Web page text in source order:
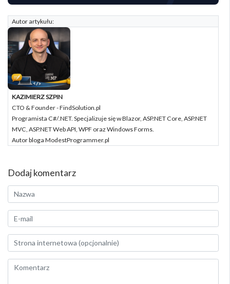
Autor artykułu:
KAZIMIERZ SZPIN
CTO & Founder - FindSolution.pl
Programista C#/.NET. Specjalizuje się w Blazor, ASP.NET Core, ASP.NET
MVC, ASP.NET Web API, WPF oraz Windows Forms.
Autor bloga ModestProgrammer.pl
Dodaj komentarz